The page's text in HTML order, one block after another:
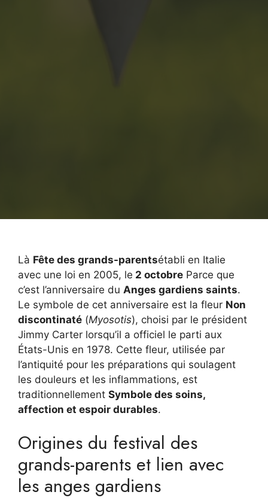
Là Fête des grands-parentsétabli en Italie
avec une loi en 2005, le 2 octobre Parce que
c’est l’anniversaire du Anges gardiens saints.
Le symbole de cet anniversaire est la fleur Non
discontinaté (Myosotis), choisi par le président
Jimmy Carter lorsqu’il a officiel le parti aux
États-Unis en 1978. Cette fleur, utilisée par
l’antiquité pour les préparations qui soulagent
les douleurs et les inflammations, est
traditionnellement Symbole des soins,
affection et espoir durables.
Origines du festival des
grands-parents et lien avec
les anges gardiens